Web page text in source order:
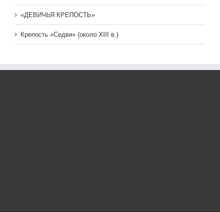
«ДЕВИЧЬЯ КРЕПОСТЬ»
Крепость «Седви» (около XIII в.)